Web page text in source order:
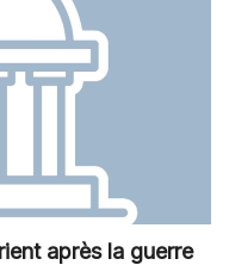
après la guerre